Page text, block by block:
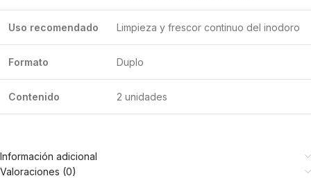
Uso recomendado Limpieza y frescor continuo del inodoro
Formato Duplo
Contenido 2 unidades
Información adicional
Valoraciones (0)